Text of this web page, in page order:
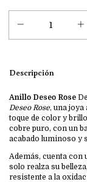
Descripción
Anillo Deseo Rose
Deseo Rose, una
toque de color y
cobre puro, con un
acabado luminoso y
Además, cuenta
solo realza su
resistente a la